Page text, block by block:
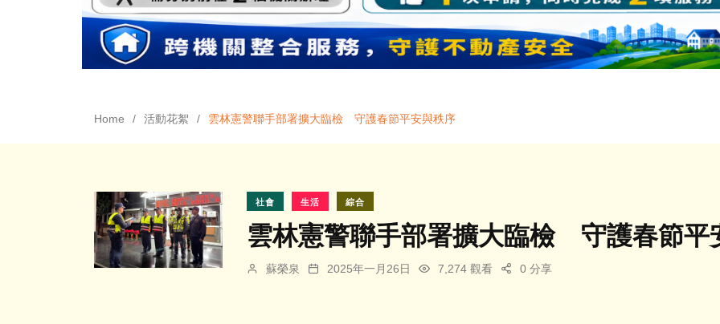
Home 活動花絮 雲林憲警聯手部署擴大臨檢 守護春節平安與秩序
社會 生活 綜合
雲林憲警聯手部署擴大臨檢 守護春節平
蘇榮泉 2025年一月26日 7,274 觀看 0 分享